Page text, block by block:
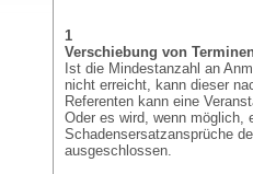
1
Verschiebung von
Ist die Mindestanzahl an
nicht erreicht, kann dieser
Referenten kann eine
Oder es wird, wenn möglich,
Schadensersatzansprüche
ausgeschlossen.